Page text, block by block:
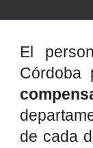
El
Córdoba
de cada